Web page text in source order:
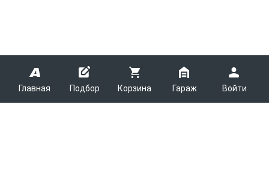
Главная Подбор Корзина Гараж Войти